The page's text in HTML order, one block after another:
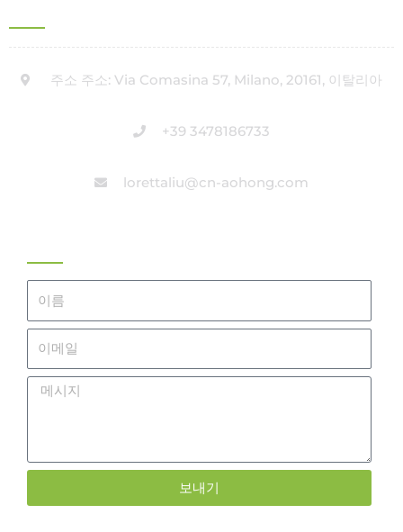
주소 주소: Via Comasina 57, Milano, 20161, 이탈리아
+39 3478186733
lorettaliu@cn-aohong.com
름
이
메
보내기